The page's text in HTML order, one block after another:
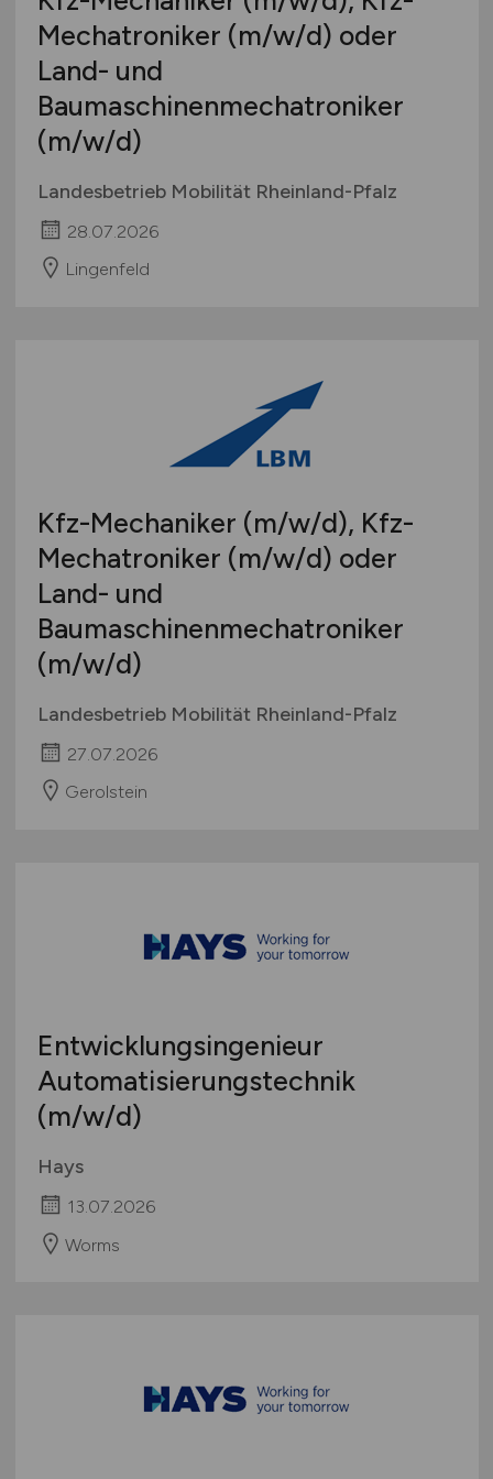
Mechatroniker (m/w/d) oder
Land- und
Baumaschinenmechatroniker
(m/w/d)
Landesbetrieb Mobilität Rheinland-Pfalz
28.07.2026
Lingenfeld
Kfz-Mechaniker (m/w/d), Kfz-
Mechatroniker (m/w/d) oder
Land- und
Baumaschinenmechatroniker
(m/w/d)
Landesbetrieb Mobilität Rheinland-Pfalz
27.07.2026
Gerolstein
Entwicklungsingenieur
Automatisierungstechnik
(m/w/d)
Hays
13.07.2026
Worms